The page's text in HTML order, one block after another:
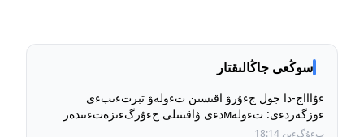
سوڭعى جاڭالىقتار
ءۇاااج-دا جول جءۇرۋ اقىسىن تءولەۋ تبرتءىبءى
ءوزگەردءى: تءولەмدءى ۋاقىتىلى جءۇرگءىزەتءىندەر
ءۇشءىن جول جءۇرۋ قۇنى بۇرىنعى دەڭگەيدە ساقتالادى
بءۇگءىن 18:14